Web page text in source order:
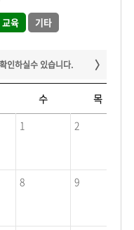
교육 기타
수
목
1
2
8 9